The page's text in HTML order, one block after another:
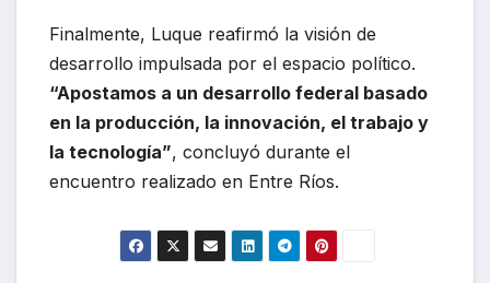
Finalmente, Luque reafirmó la visión de
desarrollo impulsada por el espacio político.
“Apostamos a un desarrollo federal basado
en la producción, la innovación, el trabajo y
la tecnología”, concluyó durante el
encuentro realizado en Entre Ríos.